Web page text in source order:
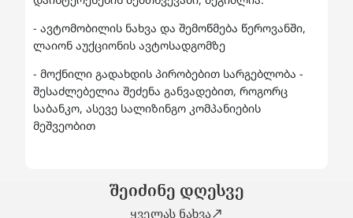
- ავტომობილის ნახვა და შემოწმება წეროვანში,
ლაიონ აუქციონის ავტოსადგომზე
- მოქნილი გადახდის პირობებით სარგებლობა -
შესაძლებელია შეძენა განვადებით, როგორც
საბანკო, ასევე სალიზინგო კომპანიების
მეშვეობით
შეიძინე დღესვე
ყველას ნახვა